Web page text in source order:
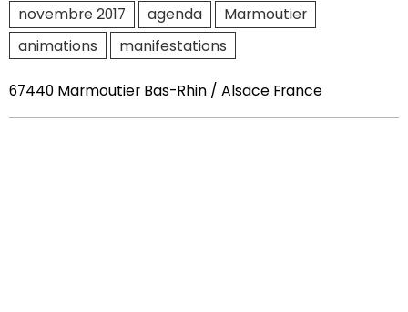
novembre 2017 agenda
Marmoutier
animations
manifestations
67440 Marmoutier Bas-Rhin / Alsace France